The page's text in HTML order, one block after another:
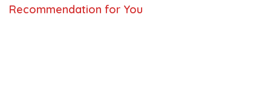
Recommendation for You